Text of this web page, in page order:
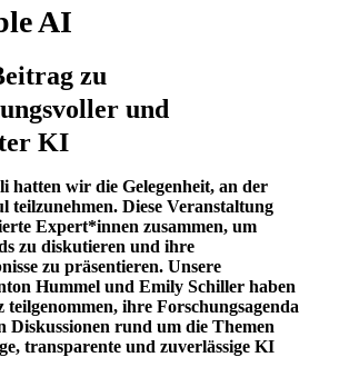
AI
zu
und
KI
hatten wir die Gelegenheit, an der
teilzunehmen. Diese Veranstaltung
Expert*innen zusammen, um
zu diskutieren und ihre
zu präsentieren. Unsere
Hummel und Emily Schiller haben
ihre Forschungsagenda
Diskussionen rund um die Themen
transparente und zuverlässige KI